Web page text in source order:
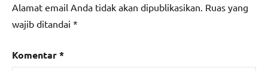
Alamat email Anda tidak akan dipublikasikan. Ruas yang
wajib ditandai *
Komentar*